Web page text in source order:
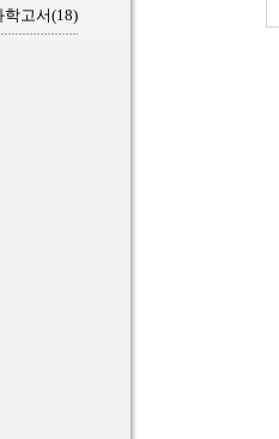
학고서(18)